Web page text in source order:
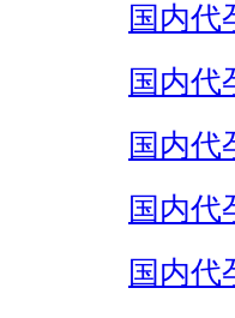
国内代
国内代
国内代
国内代
国内代